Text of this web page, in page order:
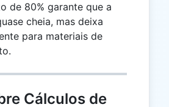
de 80% garante que a
cheia, mas deixa
para materiais de
Cálculos de